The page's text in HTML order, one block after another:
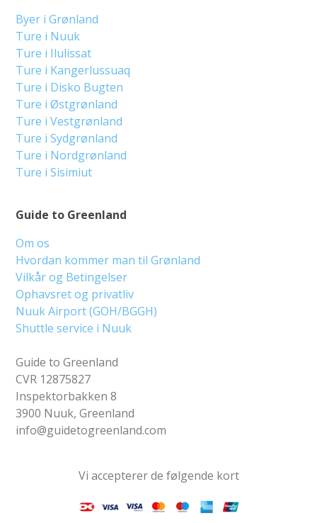
Guide to Greenland
Om os
Hvordan kommer man til Grønland
Vilkår og Betingelser
Ophavsret og privatliv
Nuuk Airport (GOH/BGGH)
Shuttle service i Nuuk
Guide to Greenland
CVR 12875827
Inspektorbakken 8
3900 Nuuk, Greenland
info@guidetogreenland.com
Byer i Grønland
Ture i Nuuk
Ture i Ilulissat
Ture i Kangerlussuaq
Ture i Disko Bugten
Ture i Østgrønland
Ture i Vestgrønland
Ture i Sydgrønland
Ture i Nordgrønland
Ture i Sisimiut
Vi accepterer de følgende kort